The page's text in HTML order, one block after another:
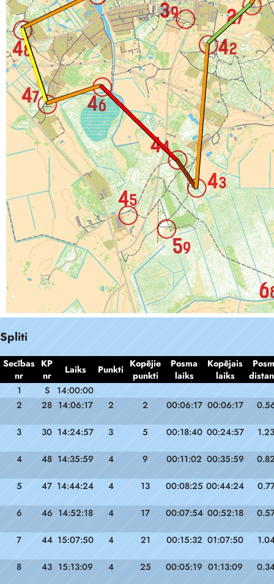
Spliti
Secības
nr
KP
nr
Laiks Punkti Kopējie
punkti
Posma
laiks
Kopējais
laiks
1
S
14:00:00
2
28 14:06:17 2 2 00:06:17 00:06:17
3 30 14:24:57 3 5 00:18:40 00:24:57 1.23
4 48 14:35:59 4 9 00:11:02 00:35:59
5 47 14:44:24 4 13 00:08:25 00:44:24
6 46 14:52:18 4 17 00:07:54 00:52:18
7 44 15:07:50 4 21 00:15:32 01:07:50
8 43 15:13:09 4 25 00:05:19 01:13:09